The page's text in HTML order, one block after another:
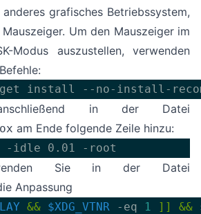
grafisches Betriebssystem,
Um den Mauszeiger im
Modus auszustellen, verwenden
install --no-install-
in der Datei
am Ende folgende Zeile hinzu:
-idle 0.01 -root
Sie in der Datei
Anpassung
&& $XDG_VTNR -eq 1 ]] &&